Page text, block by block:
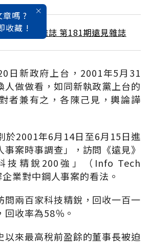
嗎 ?
收藏 !
/ 7月號雜誌 第181期遠見雜誌
日新政府上台，2001年5月31
人做做看，如同新執政黨上台的
者兼有之，各陳己見，輿論譁
於2001年6月14日至6月15日進
案時事調查」，訪問《遠見》
技精銳200強」（Info Tech
業對中鋼人事案的看法。
問兩百家科技精銳，回收一百一
收率為58％。
以來最高稅前盈餘的董事長被迫